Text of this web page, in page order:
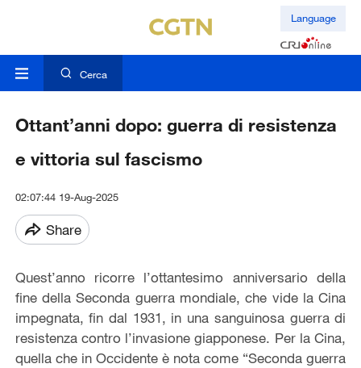
Language
Cerca
Ottant’anni dopo: guerra di resistenza
e vittoria sul fascismo
02:07:44 19-Aug-2025
Share
Quest’anno ricorre l’ottantesimo anniversario della
fine della Seconda guerra mondiale, che vide la Cina
impegnata, fin dal 1931, in una sanguinosa guerra di
resistenza contro l’invasione giapponese. Per la Cina,
quella che in Occidente è nota come “Seconda guerra